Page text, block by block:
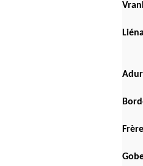
Frère